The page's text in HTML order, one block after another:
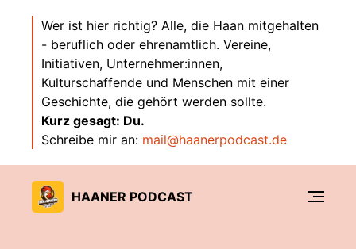
Wer ist hier richtig? Alle, die Haan mitgehalten
- beruflich oder ehrenamtlich. Vereine,
Initiativen, Unternehmer:innen,
Kulturschaffende und Menschen mit einer
Geschichte, die gehört werden sollte.
Kurz gesagt: Du.
Schreibe mir an: mail@haanerpodcast.de
HAANER PODCAST